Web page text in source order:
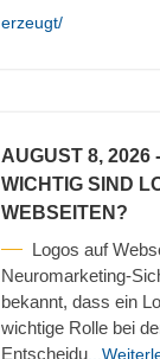
erzeugt/
AUGUST 8, 2026
WICHTIG SIND
WEBSEITEN?
Logos auf
Neuromarketing-
bekannt, dass ein
wichtige Rolle bei
Entscheidu